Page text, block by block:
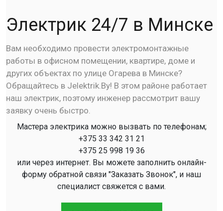
Электрик 24/7 в Минске
Вам необходимо провести электромонтажные
работы в офисном помещении, квартире, доме и
других объектах по улице Огарева в Минске?
Обращайтесь в Jelektrik.By! В этом районе работает
наш электрик, поэтому инженер рассмотрит вашу
заявку очень быстро.
Мастера электрика можно вызвать по телефонам;
+375 33 342 31 21
+375 25 998 19 36
или через интернет. Вы можете заполнить онлайн-
форму обратной связи "Заказать Звонок", и наш
специалист свяжется с вами.